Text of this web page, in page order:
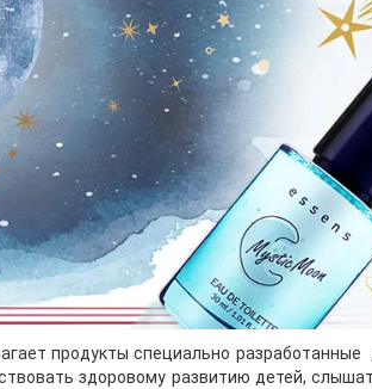
продукты специально
здоровому развитию детей,